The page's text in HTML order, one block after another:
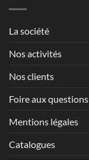
La société
Nos activités
Nos clients
Foire aux questions
Mentions légales
Catalogues